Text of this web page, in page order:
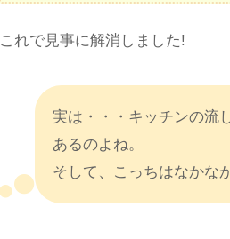
これで見事に解消しました!
実は・・・キッチンの流
あるのよね。
そして、こっちはなかな